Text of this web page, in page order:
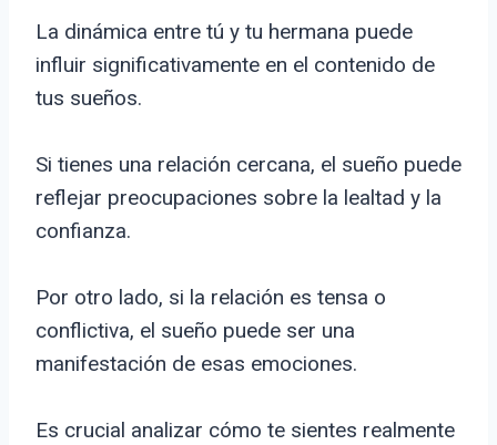
La dinámica entre tú y tu hermana puede
influir significativamente en el contenido de
tus sueños.
Si tienes una relación cercana, el sueño puede
reflejar preocupaciones sobre la lealtad y la
confianza.
Por otro lado, si la relación es tensa o
conflictiva, el sueño puede ser una
manifestación de esas emociones.
Es crucial analizar cómo te sientes realmente